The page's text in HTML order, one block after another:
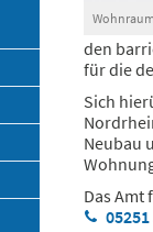
den
für die
Sich
Neubau
Das Amt